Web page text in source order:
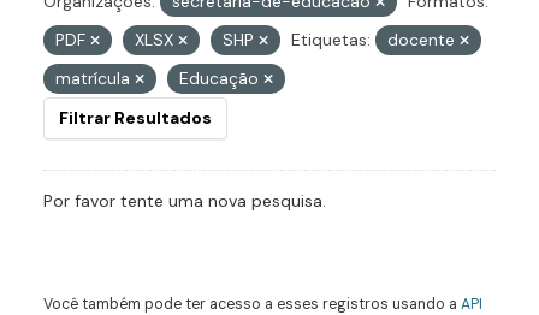
PDF
XLSX SHP Etiquetas:
docente
matrícula
Educação
Filtrar Resultados
Por favor tente uma nova pesquisa.
Você também pode ter acesso a esses registros usando a API